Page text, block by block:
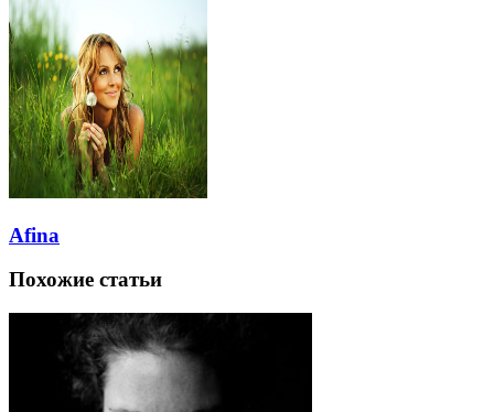
Afina
Похожие статьи